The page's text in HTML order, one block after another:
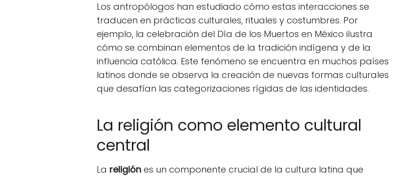
Los antropólogos han estudiado cómo estas interacciones se
traducen en prácticas culturales, rituales y costumbres. Por
ejemplo, la celebración del Día de los Muertos en México ilustra
cómo se combinan elementos de la tradición indígena y de la
influencia católica. Este fenómeno se encuentra en muchos países
latinos donde se observa la creación de nuevas formas culturales
que desafían las categorizaciones rígidas de las identidades.
La religión como elemento cultural
central
La religión es un componente crucial de la cultura latina que